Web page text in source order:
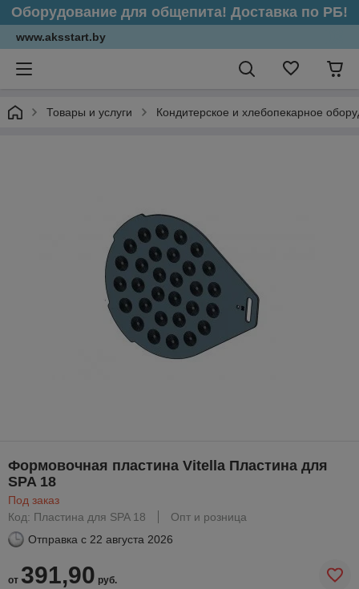
Оборудование для общепита! Доставка по РБ!
www.aksstart.by
Товары и услуги Кондитерское и хлебопекарное
Формовочная пластина Vitella Пластина для
SPA 18
Под заказ
Код: Пластина для SPA 18
Опт и розница
Отправка с 22 августа 2026
от 391,90 руб.